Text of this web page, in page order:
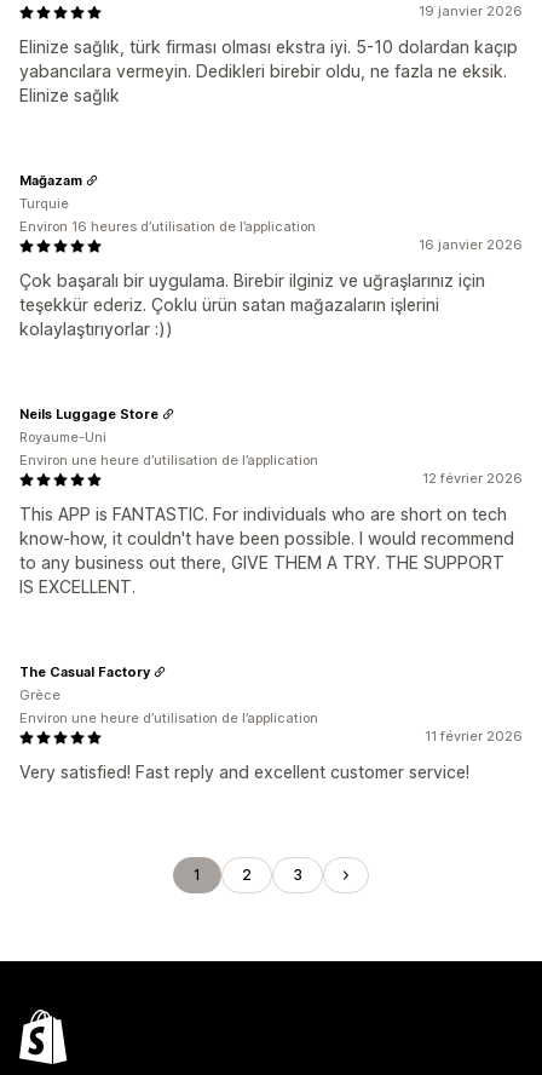
19 janvier 2026
Elinize sağlık, türk firması olması ekstra iyi. 5-10 dolardan kaçıp
yabancılara vermeyin. Dedikleri birebir oldu, ne fazla ne eksik.
Elinize sağlık
16 janvier 2026
Çok başaralı bir uygulama. Birebir ilginiz ve uğraşlarınız için
teşekkür ederiz. Çoklu ürün satan mağazaların işlerini
kolaylaştırıyorlar :))
Mağazam
Turquie
Environ 16 heures d’utilisation de l’application
12 février 2026
This APP is FANTASTIC. For individuals who are short on tech
know-how, it couldn't have been possible. I would recommend
to any business out there, GIVE THEM A TRY. THE SUPPORT
IS EXCELLENT.
Neils Luggage Store
Royaume-Uni
Environ une heure d’utilisation de l’application
11 février 2026
Very satisfied! Fast reply and excellent customer service!
The Casual Factory
Grèce
Environ une heure d’utilisation de l’application
1 2 3